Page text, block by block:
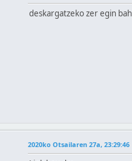
deskargatzeko zer egin
2020ko Otsailaren 27a, 23:29:46